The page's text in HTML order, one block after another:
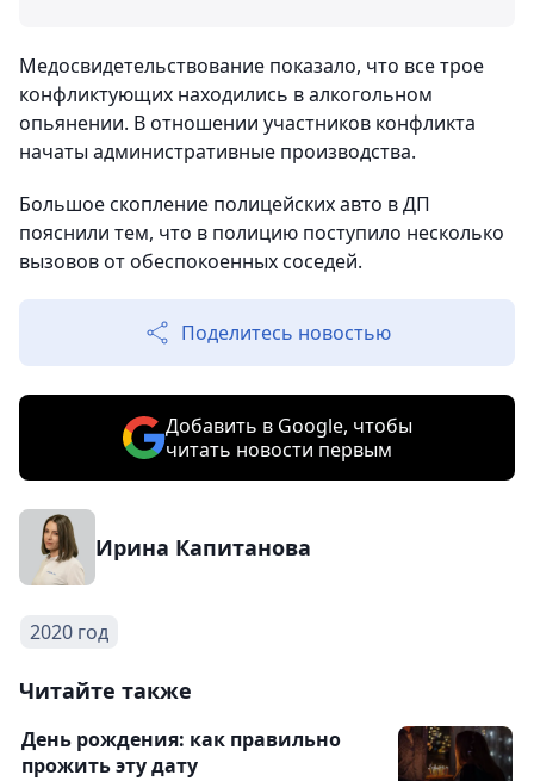
Медосвидетельствование показало, что все трое
конфликтующих находились в алкогольном
опьянении. В отношении участников конфликта
начаты административные производства.
Большое скопление полицейских авто в ДП
пояснили тем, что в полицию поступило несколько
вызовов от обеспокоенных соседей.
Поделитесь новостью
Добавить в Google, чтобы
читать новости первым
Ирина Капитанова
2020 год
Читайте также
День рождения: как правильно
прожить эту дату